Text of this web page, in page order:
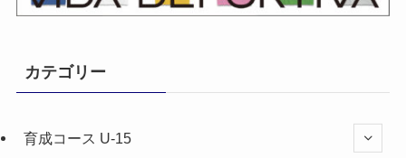
カテゴリー
育成コース U-15